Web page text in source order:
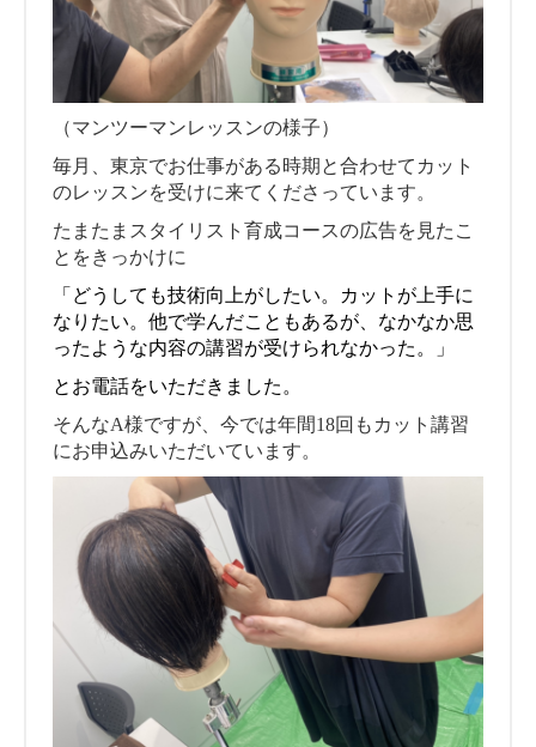
（マンツーマンレッスンの様子）
毎月、東京でお仕事がある時期と合わせてカット
のレッスンを受けに来てくださっています。
たまたまスタイリスト育成コースの広告を見たこ
とをきっかけに
「どうしても技術向上がしたい。カットが上手に
なりたい。他で学んだこともあるが、なかなか思
ったような内容の講習が受けられなかった。」
とお電話をいただきました。
そんなA様ですが、今では年間18回もカット講習
にお申込みいただいています。